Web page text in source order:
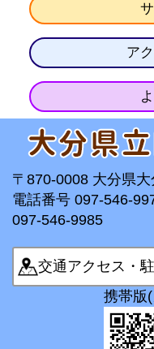
ア
〒870-0008 大分県
電話番号 097-546-
097-546-9985
交通アクセス・
携帯版